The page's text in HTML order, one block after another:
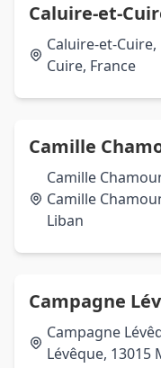
Caluire-et-
Caluire-et-
Cuire, France
Camille
Camille
Camille
Liban
Campagne
Campagne
Lévêque, 13015